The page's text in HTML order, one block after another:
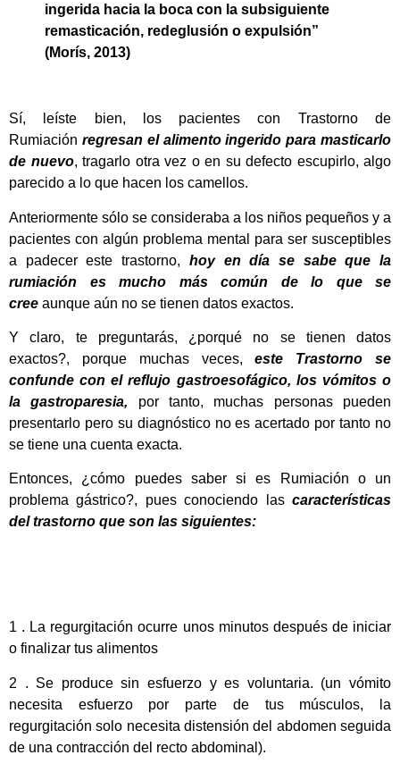
ingerida hacia la boca con la subsiguiente
remasticación, redeglusión o expulsión”
(Morís, 2013)
Sí, leíste bien, los pacientes con Trastorno de
Rumiación regresan el alimento ingerido para masticarlo
de nuevo, tragarlo otra vez o en su defecto escupirlo, algo
parecido a lo que hacen los camellos.
Anteriormente sólo se consideraba a los niños pequeños y a
pacientes con algún problema mental para ser susceptibles
a padecer este trastorno, hoy en día se sabe que la
rumiación es mucho más común de lo que se
cree aunque aún no se tienen datos exactos.
Y claro, te preguntarás, ¿porqué no se tienen datos
exactos?, porque muchas veces,este Trastorno se
confunde con el reflujo gastroesofágico, los vómitos o
la gastroparesia, por tanto, muchas personas pueden
presentarlo pero su diagnóstico no es acertado por tanto no
se tiene una cuenta exacta.
Entonces, ¿cómo puedes saber si es Rumiación o un
problema gástrico?, pues conociendo las características
del trastorno que son las siguientes:
1 . La regurgitación ocurre unos minutos después de iniciar
o finalizar tus alimentos
2 . Se produce sin esfuerzo y es voluntaria. (un vómito
necesita esfuerzo por parte de tus músculos, la
regurgitación solo necesita distensión del abdomen seguida
de una contracción del recto abdominal).